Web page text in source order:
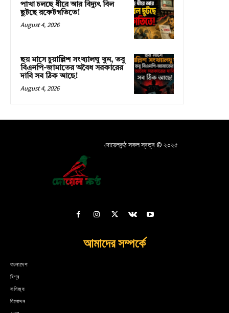
পাখা চলছে ধীরে আর বিদ্যুৎ বিল
ছুটছে রকেটগতিতে!
August 4, 2026
ছয় মাসে চুয়াল্লিশ সংখ্যালঘু খুন, তবু
বিএনপি-জামাতের অবৈধ সরকারের
দাবি সব ঠিক আছে!
August 4, 2026
দোয়েলকন্ঠ সকল স্বত্ব © ২০২৫
আমাদের সম্পর্কে
বাংলাদেশ
বিশ্ব
বাণিজ্য
বিনোদন